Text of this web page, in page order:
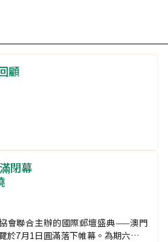
顧
閉幕
會聯合主辦的國際郵壇盛典——澳門
於7月1日圓滿落下帷幕。為期六天的